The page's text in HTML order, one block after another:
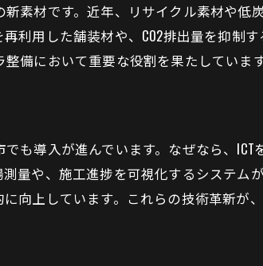
舗装工事現場で広がるエコ素材の活用
CO2削減に貢献する舗装工事の取り組み
ートシティ化へ導く新しい舗装工事技術
スマートシティ実現へ舗装工事の役割
素材です。近年、リサイクル素材や低
利用した舗装材や、CO2排出量を抑制
備において重要な役割を果たしていま
も導入が進んでいます。なぜなら、
量や、施工進捗を可視化するシステム
向上しています。これらの技術革新が